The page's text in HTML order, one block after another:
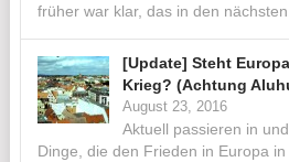
früher war klar, das in den
[Update] Steht
Krieg? (Achtung
August 23, 2016
Aktuell passieren in
Dinge, die den Frieden in Europa